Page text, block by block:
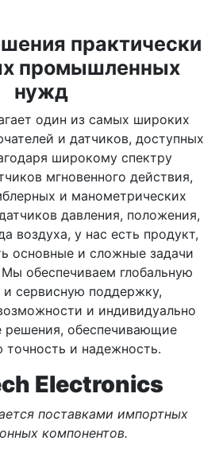
практически
промышленных
нужд
один из самых широких
и датчиков, доступных
широкому спектру
мгновенного действия,
и манометрических
давления, положения,
воздуха, у нас есть продукт,
основные и сложные задачи
обеспечиваем глобальную
сервисную поддержку,
и индивидуально
решения, обеспечивающие
и надежность.
Electronics
поставками импортных
компонентов.